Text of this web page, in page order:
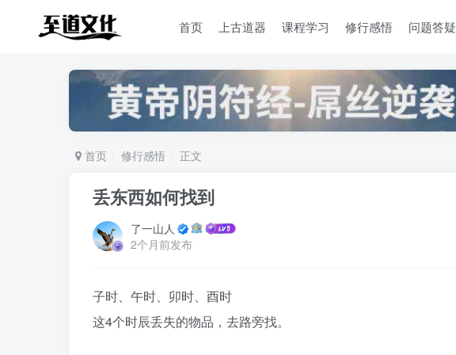
首页 上古道器 课程学习 修行感悟 问题答疑
首页 修行感悟 正文
丢东西如何找到
了一山人
2个月前发布
子时、午时、卯时、酉时
这4个时辰丢失的物品，去路旁找。